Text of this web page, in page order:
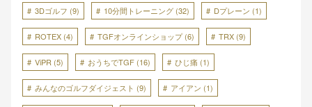
3Dゴルフ (9) 10分間トレーニング (32) Dプレーン (1)
ROTEX (4) TGFオンラインショップ(6) TRX (9)
ViPR (5) おうちでTGF (16) ひじ痛 (1)
みんなのゴルフダイジェスト (9) アイアン (1)